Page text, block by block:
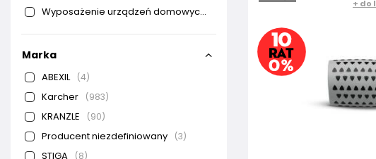
Wyposażenie urządzeń domowych
Marka
ABEXIL 4
Karcher 983
KRANZLE 90
Producent niezdefiniowany 3
STIGA 8
+ do